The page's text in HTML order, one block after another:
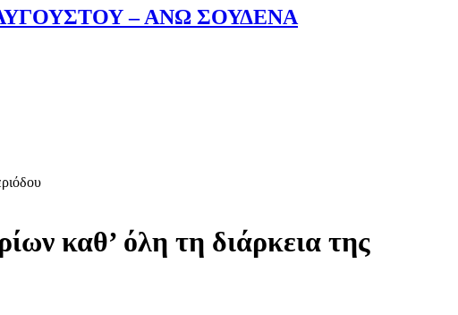
– ΑΝΩ ΣΟΥΔΕΝΑ
καθ’ όλη τη διάρκεια της